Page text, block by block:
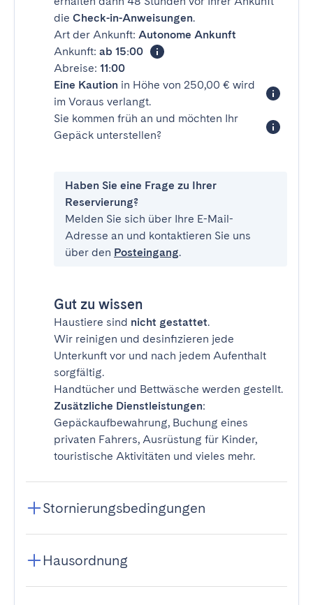
die Check-in-Anweisungen.
Art der Ankunft: Autonome Ankunft
Ankunft: ab 15:00
Abreise: 11:00
Eine Kaution in Höhe von 250,00 € wird
im Voraus verlangt.
Sie kommen früh an und möchten Ihr
Gepäck unterstellen?
Haben Sie eine Frage zu Ihrer
Reservierung?
Melden Sie sich über Ihre E-Mail-
Adresse an und kontaktieren Sie uns
über den Posteingang.
Gut zu wissen
Haustiere sind nicht gestattet.
Wir reinigen und desinfizieren jede
Unterkunft vor und nach jedem Aufenthalt
sorgfältig.
Handtücher und Bettwäsche werden gestellt.
Zusätzliche Dienstleistungen:
Gepäckaufbewahrung, Buchung eines
privaten Fahrers, Ausrüstung für Kinder,
touristische Aktivitäten und vieles mehr.
Stornierungsbedingungen
Hausordnung